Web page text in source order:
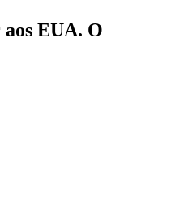
EUA. O